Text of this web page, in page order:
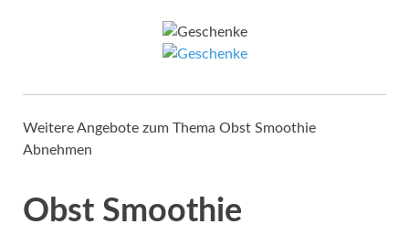
Weitere Angebote zum Thema Obst Smoothie
Abnehmen
Obst Smoothie